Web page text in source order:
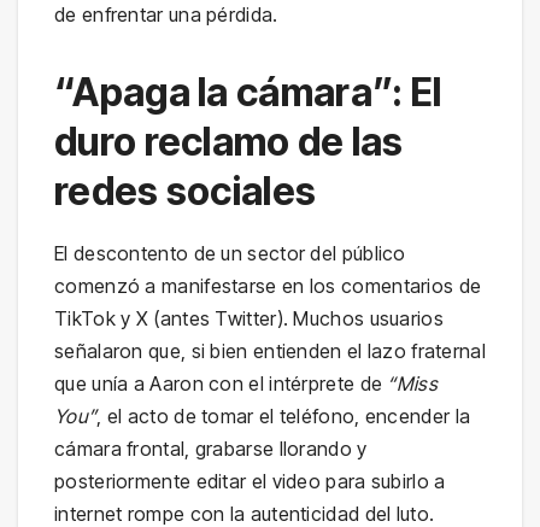
de enfrentar una pérdida.
“Apaga la cámara”: El
duro reclamo de las
redes sociales
El descontento de un sector del público
comenzó a manifestarse en los comentarios de
TikTok y X (antes Twitter). Muchos usuarios
señalaron que, si bien entienden el lazo fraternal
que unía a Aaron con el intérprete de “Miss
You”, el acto de tomar el teléfono, encender la
cámara frontal, grabarse llorando y
posteriormente editar el video para subirlo a
internet rompe con la autenticidad del luto.